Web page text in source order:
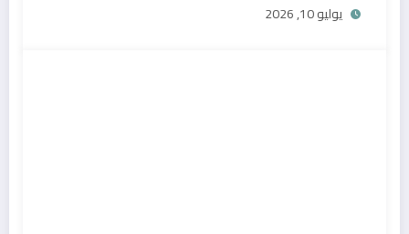
يوليو 10, 2026